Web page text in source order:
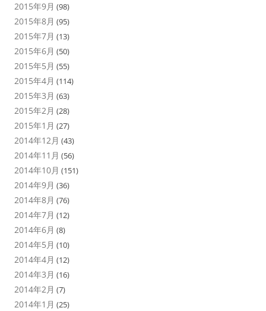
2015年9月 (98)
2015年8月 (95)
2015年7月 (13)
2015年6月 (50)
2015年5月 (55)
2015年4月 (114)
2015年3月 (63)
2015年2月 (28)
2015年1月 (27)
2014年12月 (43)
2014年11月 (56)
2014年10月 (151)
2014年9月 (36)
2014年8月 (76)
2014年7月 (12)
2014年6月 (8)
2014年5月 (10)
2014年4月 (12)
2014年3月 (16)
2014年2月 (7)
2014年1月 (25)